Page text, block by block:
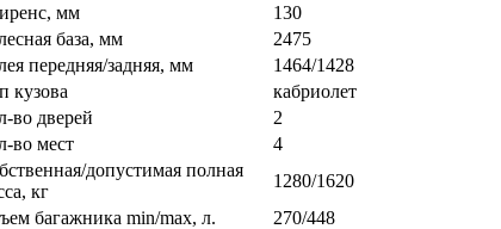
мм
130
база, мм
2475
передняя/задняя, мм
1464/1428
кузова
кабриолет
во дверей
2
во мест
4
допустимая полная
кг
1280/1620
багажника min/max, л.
270/448